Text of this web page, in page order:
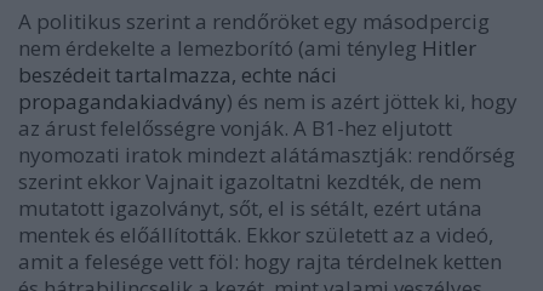
A politikus szerint a rendőröket egy másodpercig
nem érdekelte a lemezborító (ami tényleg Hitler
beszédeit tartalmazza, echte náci
propagandakiadvány) és nem is azért jöttek ki, hogy
az árust felelősségre vonják. A B1-hez eljutott
nyomozati iratok mindezt alátámasztják: rendőrség
szerint ekkor Vajnait igazoltatni kezdték, de nem
mutatott igazolványt, sőt, el is sétált, ezért utána
mentek és előállították. Ekkor született az a videó,
amit a felesége vett föl: hogy rajta térdelnek ketten